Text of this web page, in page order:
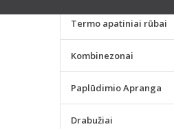
Termo apatiniai rūbai
Kombinezonai
Paplūdimio Apranga
Drabužiai